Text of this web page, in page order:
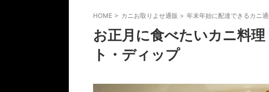
HOME > カニお取りよせ通販 > 年末年始に配達できるカニ通
お正月に食べたいカニ料
ト・ディップ